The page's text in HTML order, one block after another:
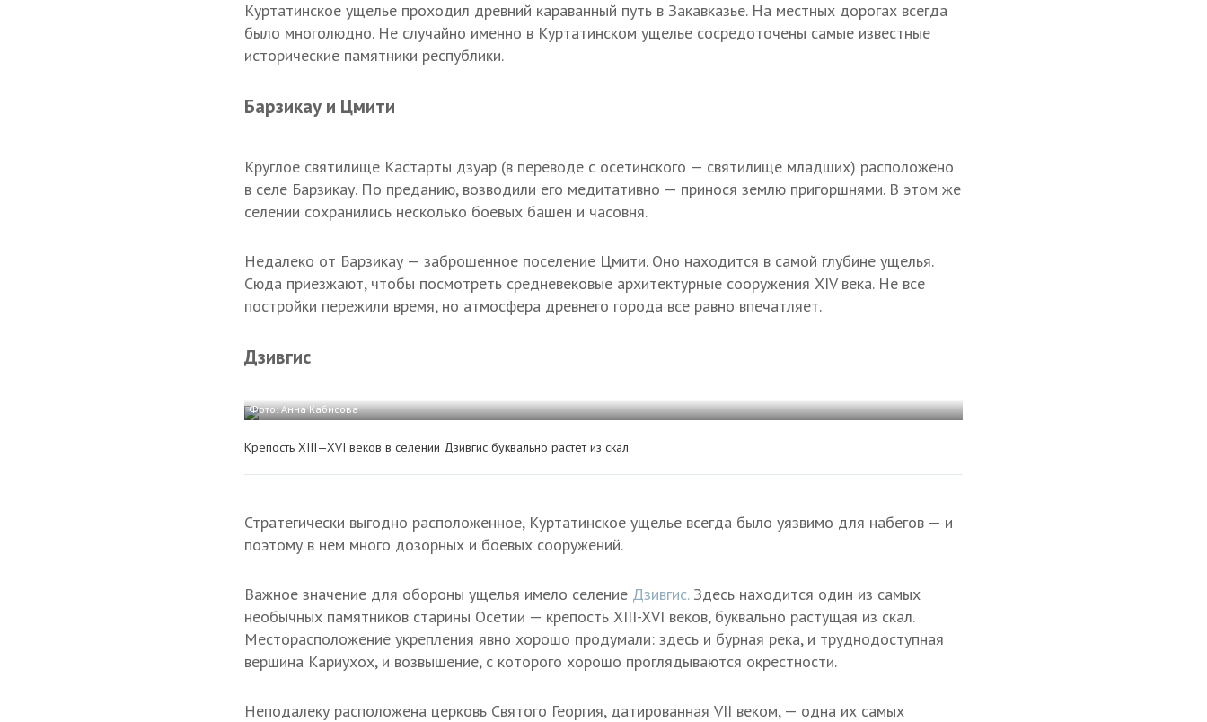
Куртатинское ущелье проходил древний караванный путь в Закавказье. На местных дорогах всегда
было многолюдно. Не случайно именно в Куртатинском ущелье сосредоточены самые известные
исторические памятники республики.
Барзикау и Цмити
Круглое святилище Кастарты дзуар (в переводе с осетинского — святилище младших) расположено
в селе Барзикау. По преданию, возводили его медитативно — принося землю пригоршнями. В этом же
селении сохранились несколько боевых башен и часовня.
Недалеко от Барзикау — заброшенное поселение Цмити. Оно находится в самой глубине ущелья.
Сюда приезжают, чтобы посмотреть средневековые архитектурные сооружения XIV века. Не все
постройки пережили время, но атмосфера древнего города все равно впечатляет.
Дзивгис
Фото: Анна Кабисова
Крепость XIII—XVI веков в селении Дзивгис буквально растет из скал
Стратегически выгодно расположенное, Куртатинское ущелье всегда было уязвимо для набегов — и
поэтому в нем много дозорных и боевых сооружений.
Важное значение для обороны ущелья имело селение Дзивгис.Здесь находится один из самых
необычных памятников старины Осетии — крепость XIII-XVI веков, буквально растущая из скал.
Месторасположение укрепления явно хорошо продумали: здесь и бурная река, и труднодоступная
вершина Кариухох, и возвышение, с которого хорошо проглядываются окрестности.
Неподалеку расположена церковь Святого Георгия, датированная VII веком, — одна их самых